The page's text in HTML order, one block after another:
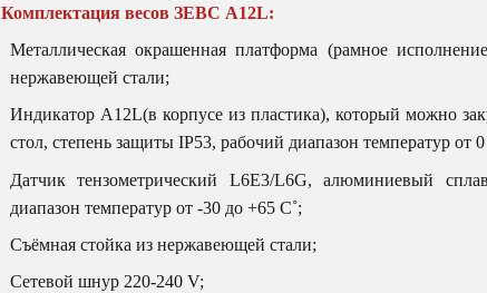
Комплектация весов ЗЕВС А12L:
Металлическая окрашенная платформа (рамное
нержавеющей стали;
Индикатор А12L(в корпусе из пластика), который можно
стол, степень защиты IP53, рабочий диапазон температур от
Датчик тензометрический L6E3/L6G, алюминиевый
диапазон температур от -30 до +65 С˚;
Съёмная стойка из нержавеющей стали;
Сетевой шнур 220-240 V;